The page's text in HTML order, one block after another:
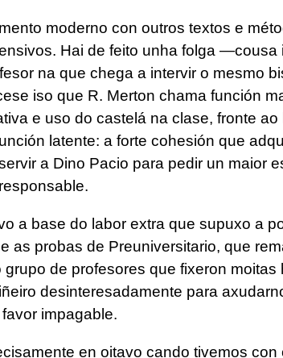
moderno con outros textos e
Hai de feito unha folga
na que chega a intervir o mesmo
iso que R. Merton chama función
e uso do castelá na clase, fronte
latente: a forte cohesión que
servir a Dino Pacio para pedir un maior
a base do labor extra que supuxo a
as probas de Preuniversitario, que
grupo de profesores que fixeron
desinteresadamente para
impagable.
en oitavo cando tivemos